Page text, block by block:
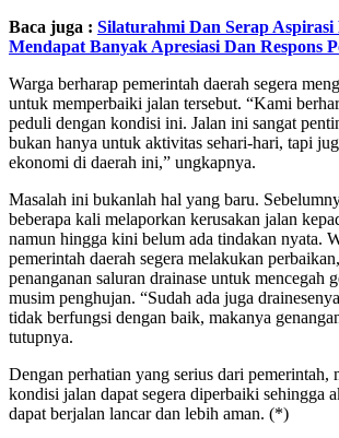
Baca juga : Silaturahmi Dan Serap Aspirasi
Mendapat Banyak Apresiasi Dan Respons
Warga berharap pemerintah daerah segera
untuk memperbaiki jalan tersebut. “Kami
peduli dengan kondisi ini. Jalan ini sangat
bukan hanya untuk aktivitas sehari-hari, tapi
ekonomi di daerah ini,” ungkapnya.
Masalah ini bukanlah hal yang baru.
beberapa kali melaporkan kerusakan jalan
namun hingga kini belum ada tindakan nyata.
pemerintah daerah segera melakukan
penanganan saluran drainase untuk mencegah
musim penghujan. “Sudah ada juga
tidak berfungsi dengan baik, makanya
tutupnya.
Dengan perhatian yang serius dari pemerintah,
kondisi jalan dapat segera diperbaiki sehingga
dapat berjalan lancar dan lebih aman. (*)